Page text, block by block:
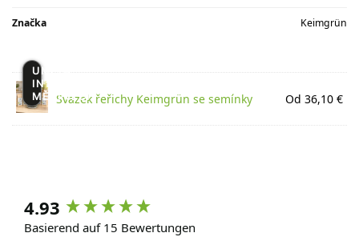
Značka Keimgrün
UMĚLÁ
INTELIGENCE
MĚNÍ VĚCI
Svazek řeřichy Keimgrün se semínky Od 36,10 €
4.93
Basierend auf 15 Bewertungen